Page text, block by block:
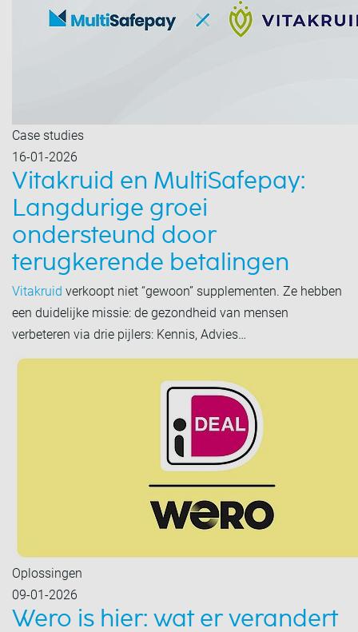
Case studies
16-01-2026
Vitakruid en MultiSafepay:
Langdurige groei
ondersteund door
terugkerende betalingen
Vitakruid verkoopt niet “gewoon” supplementen. Ze hebben
een duidelijke missie: de gezondheid van mensen
verbeteren via drie pijlers: Kennis, Advies…
Oplossingen
09-01-2026
Wero is hier: wat er verandert